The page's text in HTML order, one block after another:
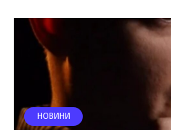
НОВИНИ